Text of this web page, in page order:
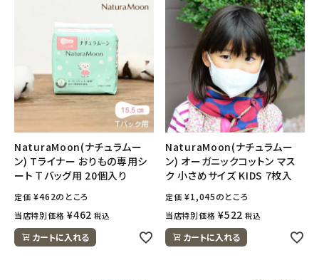
ログイン
NaturaMoon(ナチュラムー
ン) Tライナー おりもの専用シ
ート Ｔバッグ用 20個入り
定価 ¥462のところ
当店特別価格 ¥462 税込
カートに入れる
NaturaMoon(ナチュラムー
ン) オーガニックコットン マス
ク 小さめサイズ KIDS 7枚入
定価 ¥1,045のところ
当店特別価格 ¥522 税込
カートに入れる